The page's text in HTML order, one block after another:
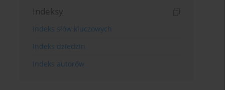
Indeksy
Indeks słów kluczowych
Indeks dziedzin
Indeks autorów